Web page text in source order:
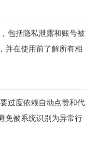
包括隐私泄露和账号被
并在使用前了解所有相
过度依赖自动点赞和代
免被系统识别为异常行